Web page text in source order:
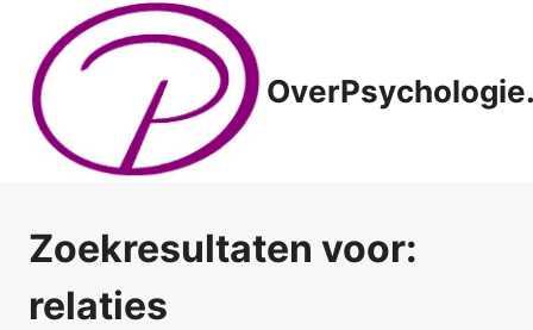
Doorgaan
inhoud
Zoekresultaten voor:
relaties